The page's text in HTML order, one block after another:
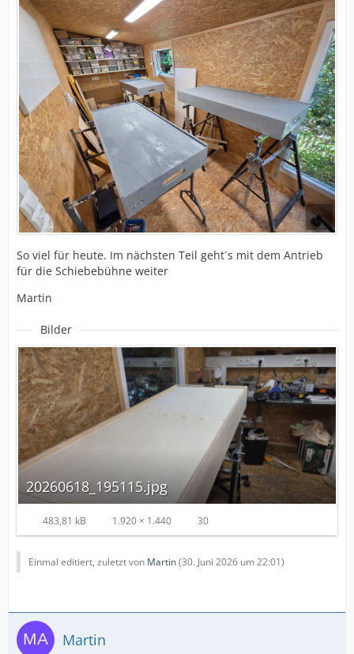
So viel für heute. Im nächsten Teil geht´s mit dem Antrieb
für die Schiebebühne weiter
Martin
Bilder
20260618_195115.jpg
483,81 kB 1.920 × 1.440 30
Einmal editiert, zuletzt von Martin(30. Juni 2026 um 22:01)
Martin